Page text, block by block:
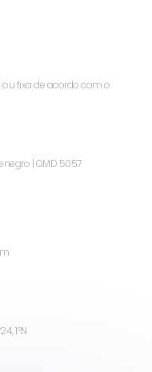
fixa de acordo com o
| OMD 5057
1ºN